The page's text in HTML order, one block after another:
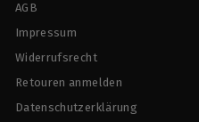
AGB
Impressum
Widerrufsrecht
Retouren anmelden
Datenschutzerklärung